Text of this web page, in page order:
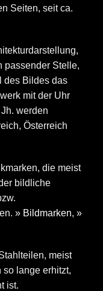
Seiten, seit ca.
passender Stelle,
des Bildes das
mit der Uhr
werden
Österreich
die meist
bildliche
» Bildmarken, »
meist
lange erhitzt,
ist.